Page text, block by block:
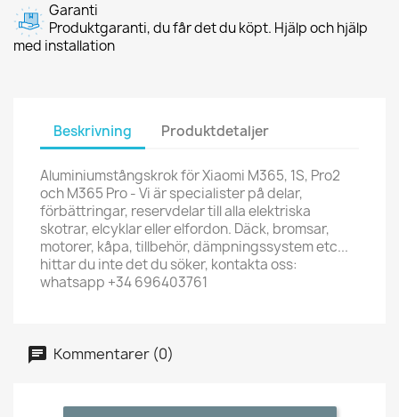
Garanti
Produktgaranti, du får det du köpt. Hjälp och hjälp
med installation
Beskrivning Produktdetaljer
Aluminiumstångskrok för Xiaomi M365, 1S, Pro2
och M365 Pro - Vi är specialister på delar,
förbättringar, reservdelar till alla elektriska
skotrar, elcyklar eller elfordon. Däck, bromsar,
motorer, kåpa, tillbehör, dämpningssystem etc...
hittar du inte det du söker, kontakta oss:
whatsapp +34 696403761
Kommentarer (0)